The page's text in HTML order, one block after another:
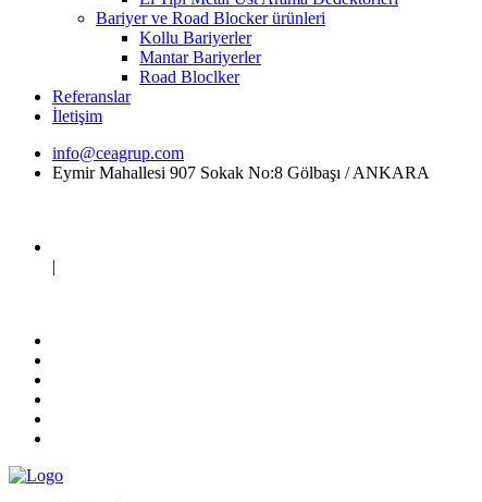
Bariyer ve Road Blocker ürünleri
Kollu Bariyerler
Mantar Bariyerler
Road Bloclker
Referanslar
İletişim
info@ceagrup.com
Eymir Mahallesi 907 Sokak No:8 Gölbaşı / ANKARA
|